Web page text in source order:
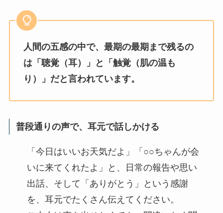
人間の五感の中で、最期の最期まで残るの
は「聴覚（耳）」と「触覚（肌の温も
り）」だと言われています。
普段通りの声で、耳元で話しかける
「今日はいいお天気だよ」「○○ちゃんが会
いに来てくれたよ」と、日常の報告や思い
出話、そして「ありがとう」という感謝
を、耳元でたくさん伝えてください。